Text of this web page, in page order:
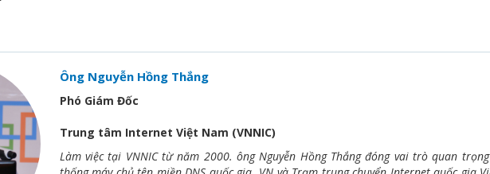
Ông Nguyễn Hồng Thắng
Phó Giám Đốc
Trung tâm Internet Việt Nam (VNNIC)
Làm việc tại VNNIC từ năm 2000. ông Nguyễn Hồng Thắng đóng vai trò quan